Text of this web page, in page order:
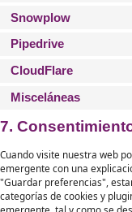
Google various
Elementor
Google Analytics
Advanced Ads
Google Ads
Sourcebuster JS
Facebook